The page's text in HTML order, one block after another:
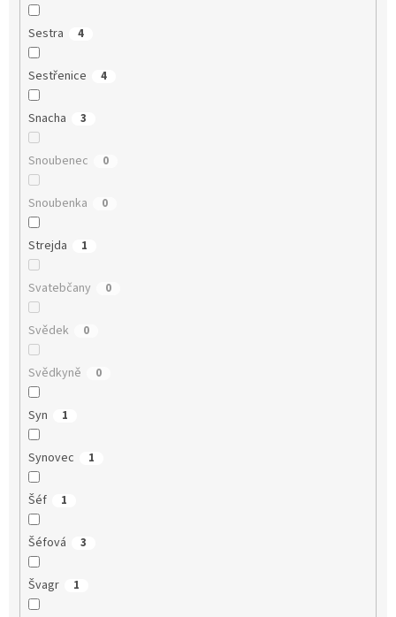
Sestra 4
Sestřenice 4
Snacha 3
Snoubenec 0
Snoubenka 0
Strejda 1
Svatebčany 0
Svědek 0
Svědkyně 0
Syn 1
Synovec 1
Šéf 1
Šéfová 3
Švagr 1